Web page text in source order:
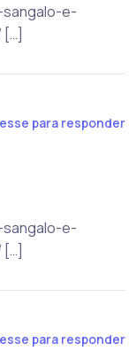
e-
para responder
e-
para responder